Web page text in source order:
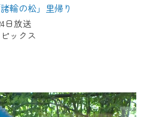
輪の松」里帰り
日放送
ックス